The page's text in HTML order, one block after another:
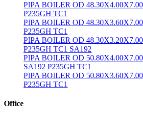
PIPA BOILER OD
P235GH TC1
PIPA BOILER OD
P235GH TC1
PIPA BOILER OD
P235GH TC1 SA192
PIPA BOILER OD
SA192 P235GH TC1
PIPA BOILER OD
P235GH TC1
Office